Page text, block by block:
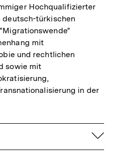
Hochqualifizierter
deutsch-türkischen
mit
und rechtlichen
sowie mit
in der